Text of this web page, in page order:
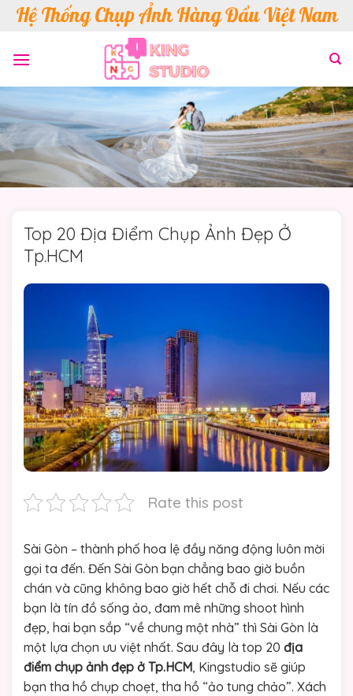
SkipHệ Thống Chụp Ảnh Hàng Đầu Việt Nam
Top 20 Địa Điểm Chụp Ảnh Đẹp Ở
Tp.HCM
Rate this post
Sài Gòn – thành phố hoa lệ đầy năng động luôn mời
gọi ta đến. Đến Sài Gòn bạn chẳng bao giờ buồn
chán và cũng không bao giờ hết chỗ đi chơi. Nếu các
bạn là tín đồ sống ảo, đam mê những shoot hình
đẹp, hai bạn sắp “về chung một nhà” thì Sài Gòn là
một lựa chọn ưu việt nhất. Sau đây là top 20 địa
điểm chụp ảnh đẹp ở Tp.HCM, Kingstudio sẽ giúp
bạn tha hồ chụp choẹt, tha hồ “ảo tung chảo”. Xách